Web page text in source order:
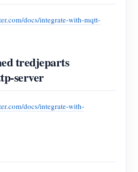
docs/integrate-with-mqtt-
tredjeparts
server
docs/integrate-with-